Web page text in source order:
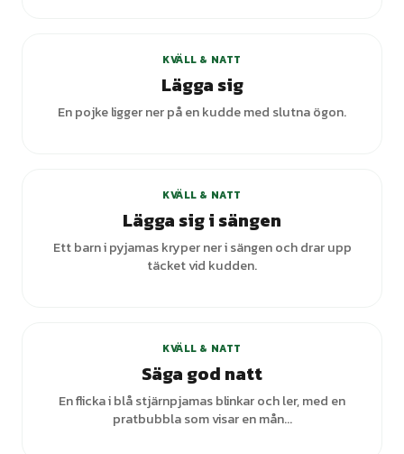
KVÄLL & NATT
Lägga sig
En pojke ligger ner på en kudde med slutna ögon.
KVÄLL & NATT
Lägga sig i sängen
Ett barn i pyjamas kryper ner i sängen och drar upp
täcket vid kudden.
KVÄLL & NATT
Säga god natt
En flicka i blå stjärnpjamas blinkar och ler, med en
pratbubbla som visar en mån...